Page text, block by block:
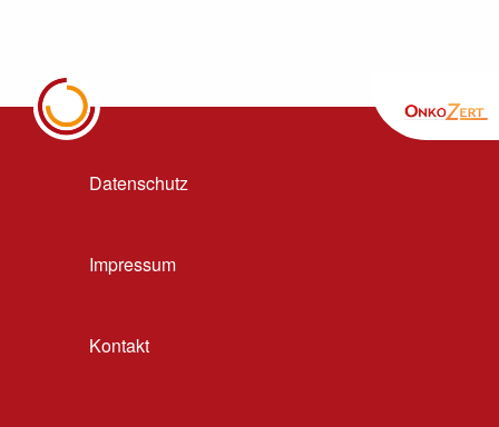
Datenschutz
Impressum
Kontakt